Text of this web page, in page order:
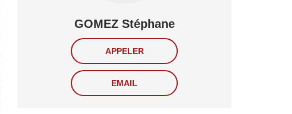
GOMEZ Stéphane
APPELER
EMAIL